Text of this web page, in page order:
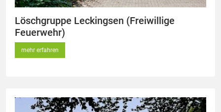
Löschgruppe Leckingsen (Freiwillige
Feuerwehr)
mehr erfahren